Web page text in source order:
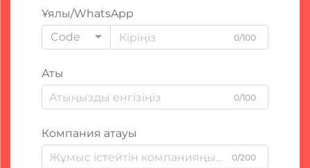
Ұялы/WhatsApp
Code
0/100
Аты
0/100
Компания атауы
0/200